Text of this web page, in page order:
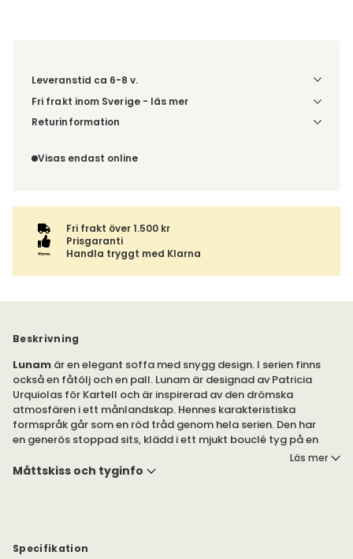
Leveranstid ca 6-8 v.
Fri frakt inom Sverige - läs mer
Denna vara skickas till din port/tomtgräns. Innan leverans
ordern tillsammans.
Returinformation
inte av ångerrätten.
Visas endast online
Fri frakt över 1.500 kr
Prisgaranti
Handla tryggt med Klarna
Beskrivning
Lunam är en elegant soffa med snygg design. I serien finns
också en fåtölj och en pall. Lunam är designad av Patricia
Urquiolas för Kartell och är inspirerad av den drömska
atmosfären i ett månlandskap. Hennes karakteristiska
formspråk går som en röd tråd genom hela serien. Den har
en generös stoppad sits, klädd i ett mjukt bouclé tyg på en
svart matt stålstomme. Köp till en eller flera kuddar för en
ännu skönare soffa.
kontakta oss om detta önskas.
Läs mer
Måttskiss och tyginfo
Specifikation